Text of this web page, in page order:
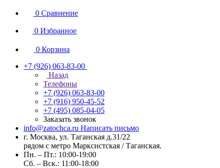
0 Сравнение
0 Избранное
0 Корзина
+7 (926) 063-83-00
Назад
Телефоны
+7 (926) 063-83-00
+7 (916) 950-45-52
+7 (495) 085-04-05
Заказать звонок
info@zatochca.ru Написать письмо
г. Москва, ул. Таганская д.31/22
рядом с метро Марксистская / Таганская.
Пн. – Пт.: 10:00-19:00
Сб. – Вск.: 11:00-18:00